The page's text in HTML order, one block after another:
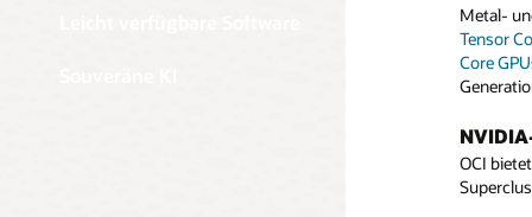
Metal-
Tensor
Core
OCI
Ampere
bis 64
Instinct
Hopper
Data
um
Daten zu
Holen
In
OCI
einen
nutzen.